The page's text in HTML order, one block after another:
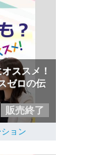
ススメ！
ゼロの伝
販売終了
ョン